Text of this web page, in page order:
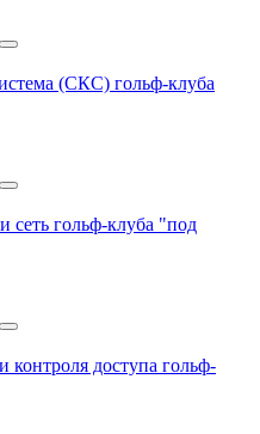
(СКС) гольф-клуба
сеть гольф-клуба "под
контроля доступа гольф-